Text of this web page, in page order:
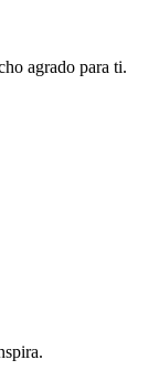
agrado para ti.